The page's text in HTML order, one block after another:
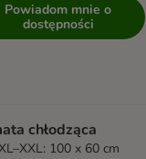
Powiadom mnie o
dostępności
chłodząca
100 x 60 cm